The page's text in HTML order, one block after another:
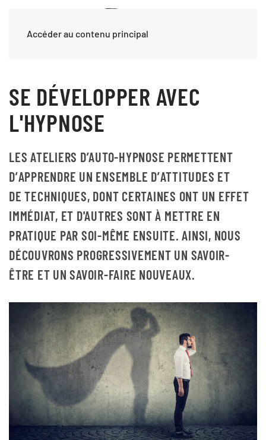
Accéder au contenu principal
SE DÉVELOPPER AVEC
L'HYPNOSE
LES ATELIERS D’AUTO-HYPNOSE PERMETTENT
D’APPRENDRE UN ENSEMBLE D’ATTITUDES ET
DETECHNIQUES, DONT CERTAINES ONT UN EFFET
IMMÉDIAT, ET D'AUTRES SONT À METTRE EN
PRATIQUE PAR SOI-MÊME ENSUITE. AINSI, NOUS
DÉCOUVRONS PROGRESSIVEMENT UN SAVOIR-
ÊTRE ET UNSAVOIR-FAIRE NOUVEAUX.